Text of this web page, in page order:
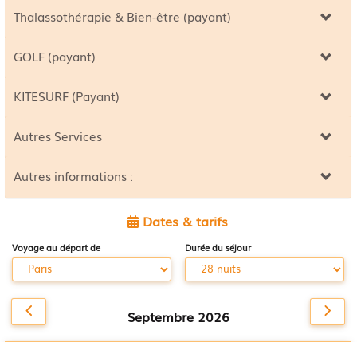
Thalassothérapie & Bien-être (payant)
GOLF (payant)
KITESURF (Payant)
Autres Services
Autres informations :
Dates & tarifs
Voyage au départ de Durée du séjour
Septembre 2026